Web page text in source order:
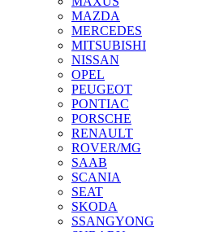
MAZDA
MERCEDES
MITSUBISHI
NISSAN
OPEL
PEUGEOT
PONTIAC
PORSCHE
RENAULT
ROVER/MG
SAAB
SCANIA
SEAT
SKODA
SSANGYONG